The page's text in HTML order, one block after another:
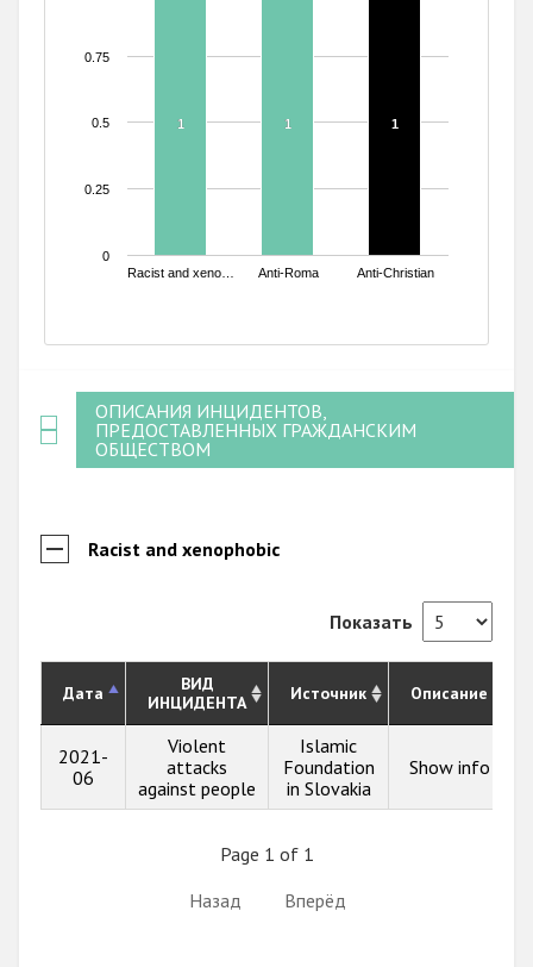
11 11 1
1
Racist and xeno… Anti-Roma Anti-Christian
0
0.25
0.5
0.75
ОПИСАНИЯ ИНЦИДЕНТОВ,
ПРЕДОСТАВЛЕННЫХ ГРАЖДАНСКИМ
ОБЩЕСТВОМ
Racist and xenophobic
Показать
Дата
ВИД
ИНЦИДЕНТА
Источник Описание
2021-
06
Violent
attacks
against people
Islamic
Foundation
in Slovakia
Show info
Page 1 of 1
Назад
Вперёд